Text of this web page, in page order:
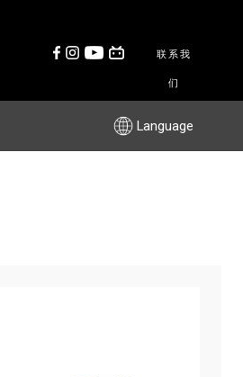
联系我
们
Language